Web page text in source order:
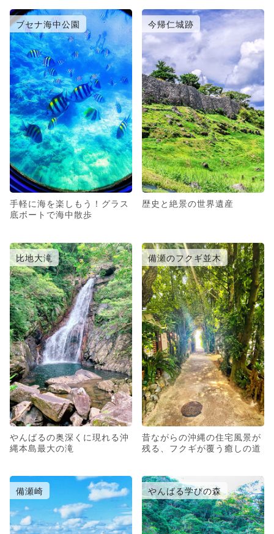
ブセナ海中公園
手軽に海を楽しもう！グラス
底ボートで海中散歩
今帰仁城跡
歴史と絶景の世界遺産
比地大滝
やんばるの奥深くに現れる沖
縄本島最大の滝
備瀬のフクギ並木
昔ながらの沖縄の住宅風景が
残る、フクギが覆う癒しの道
備瀬崎 やんばる学びの森